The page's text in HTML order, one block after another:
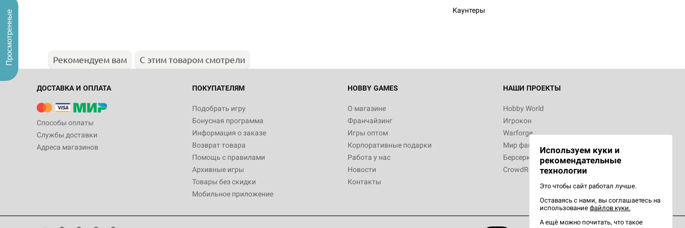
Каунтеры
Рекомендуем вам С этим товаром смотрели
ДОСТАВКА И ОПЛАТА
Способы оплаты
Службы доставки
Адреса магазинов
ПОКУПАТЕЛЯМ
Подобрать игру
Бонусная программа
Информация о заказе
Возврат товара
Помощь с правилами
Архивные игры
Товары без скидки
Мобильное приложение
HOBBY GAMES
О магазине
Франчайзинг
Игры оптом
Корпоративные подарки
Работа у нас
Новости
Контакты
НАШИ ПРОЕКТЫ
Hobby World
Игрокон
Warforge
Мир фантастики
Берсерк
CrowdRepublic
Используем куки и
рекомендательные
технологии
Это чтобы сайт работал лучше.
Оставаясь с нами, вы соглашаетесь на
использование файлов куки.
А ещё можно почитать, что такое
Просмотренные
империи: Боевая тревога
799
Настольная игра Hobby World Сумерки
империи. Четвёртая редакция: Грозовой
Рубеж
12 990